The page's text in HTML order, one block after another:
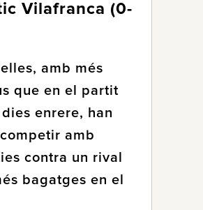
Vilafranca (0-
amb més
que en el partit
enrere, han
amb
contra un rival
bagatges en el